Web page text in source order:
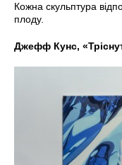
Кожна скульптура
плоду.
Джефф Кунс,